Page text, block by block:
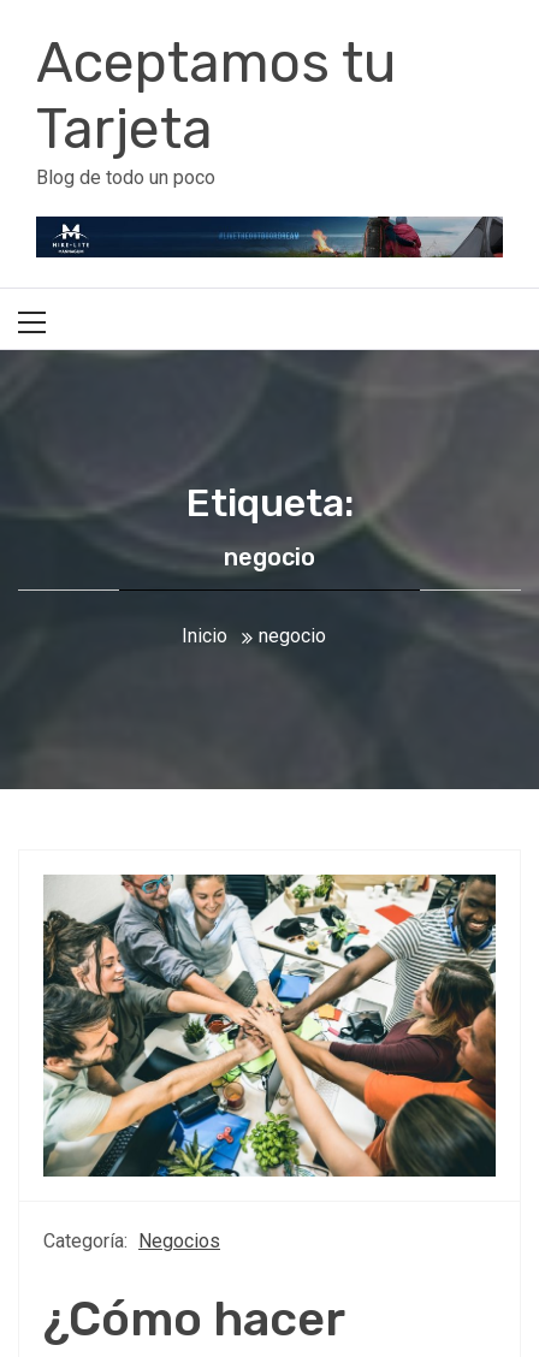
contenido
Aceptamos tu
Tarjeta
Blog de todo un poco
principal
Etiqueta:
negocio
Inicio negocio
Categoría: Negocios
¿Cómo hacer